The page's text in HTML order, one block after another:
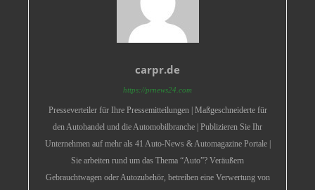
carpr.de
https://prnews24.com
Presseverteiler für Ihre Pressemitteilungen | Maßgeschneiderte für
den Autohandel und die Automobilbranche | Publizieren Sie Ihr
Unternehmen auf mehr als 41 Auto-News & Automagazine Portale |
Sie arbeiten rund um das Thema “Auto”? Veräußern
Gebrauchtwagen oder Autozubehör, betreiben eine Verwertung von